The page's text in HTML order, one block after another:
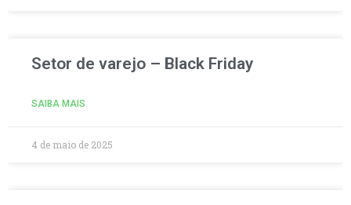
Setor de varejo – Black Friday
SAIBA MAIS
4 de maio de 2025